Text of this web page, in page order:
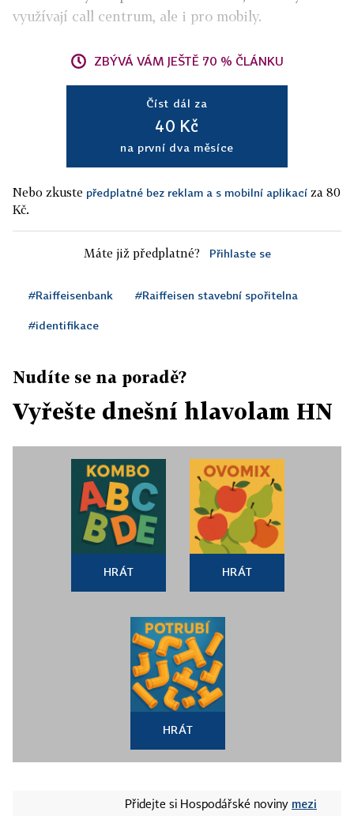
využívají call centrum, ale i pro mobily.
ZBÝVÁ VÁM JEŠTĚ 70 % ČLÁNKU
Číst dál za
40 Kč
na první dva měsíce
Nebo zkuste předplatné bez reklam a s mobilní aplikací za 80
Kč.
Máte již předplatné? Přihlaste se
#Raiffeisenbank #Raiffeisen stavební spořitelna
#identifikace
Nudíte se na poradě?
Vyřešte dnešní hlavolam HN
HRÁT HRÁT
HRÁT
Přidejte si Hospodářské noviny mezi